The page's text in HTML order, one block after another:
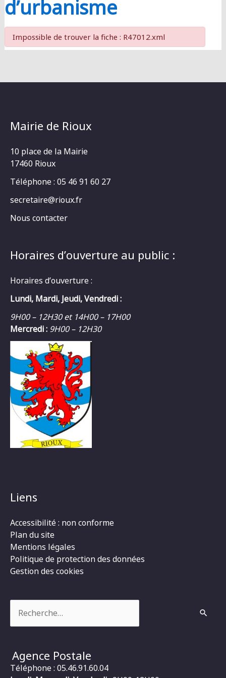
d’urbanisme
Impossible de trouver la fiche : R47012.xml
Mairie de Rioux
10 place de la Mairie
17460 Rioux
Téléphone : 05 46 91 60 27
secretaire@rioux.fr
Nous contacter
Horaires d’ouverture au public :
Horaires d’ouverture :
Lundi, Mardi, Jeudi, Vendredi :
9H00 – 12H30 et 14H00 – 17H00
Mercredi : 9H00 – 12H30
Liens
Accessibilité : non conforme
Plan du site
Mentions légales
Politique de protection des données
Gestion des cookies
Agence Postale
Téléphone : 05.46.91.60.04